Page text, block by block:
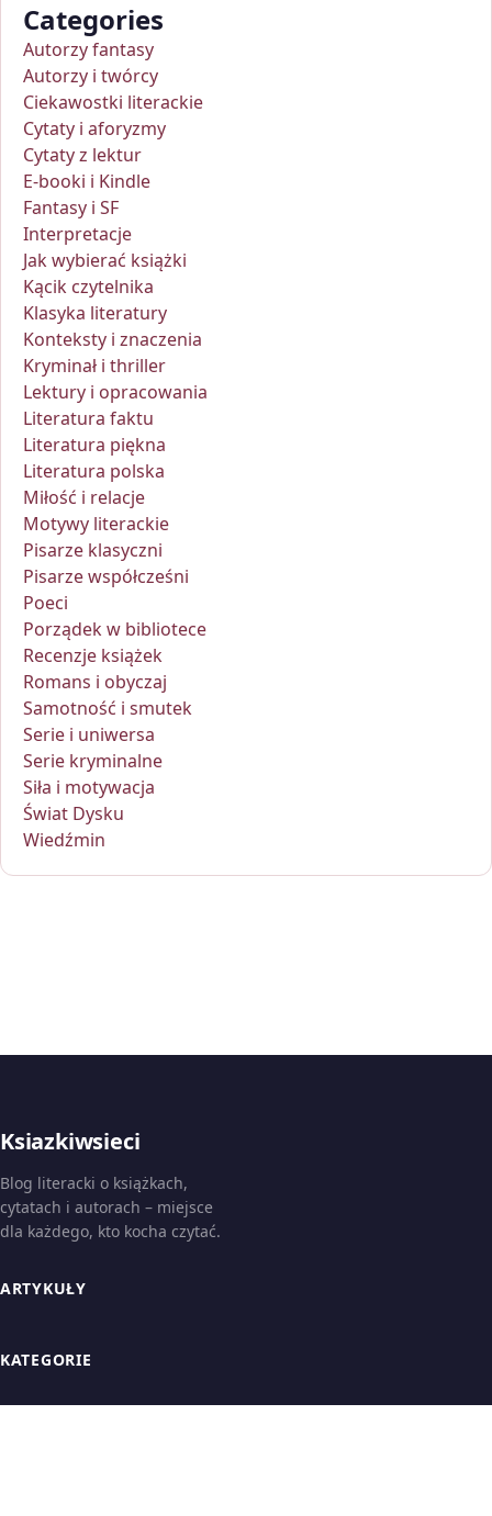
Categories
Autorzy fantasy
Autorzy i twórcy
Ciekawostki literackie
Cytaty i aforyzmy
Cytaty z lektur
E-booki i Kindle
Fantasy i SF
Interpretacje
Jak wybierać książki
Kącik czytelnika
Klasyka literatury
Konteksty i znaczenia
Kryminał i thriller
Lektury i opracowania
Literatura faktu
Literatura piękna
Literatura polska
Miłość i relacje
Motywy literackie
Pisarze klasyczni
Pisarze współcześni
Poeci
Porządek w bibliotece
Recenzje książek
Romans i obyczaj
Samotność i smutek
Serie i uniwersa
Serie kryminalne
Siła i motywacja
Świat Dysku
Wiedźmin
Ksiazkiwsieci
Blog literacki o książkach,
cytatach i autorach – miejsce
dla każdego, kto kocha czytać.
ARTYKUŁY
KATEGORIE